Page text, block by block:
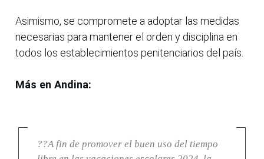
Asimismo, se compromete a adoptar las medidas
necesarias para mantener el orden y disciplina en
todos los establecimientos penitenciarios del país.
Más en Andina:
??A fin de promover el buen uso del tiempo